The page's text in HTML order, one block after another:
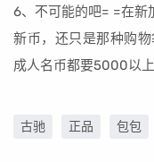
6、不可能的吧= =在
新币，还只是那种购
成人名币都要5000以上
古驰 正品 包包